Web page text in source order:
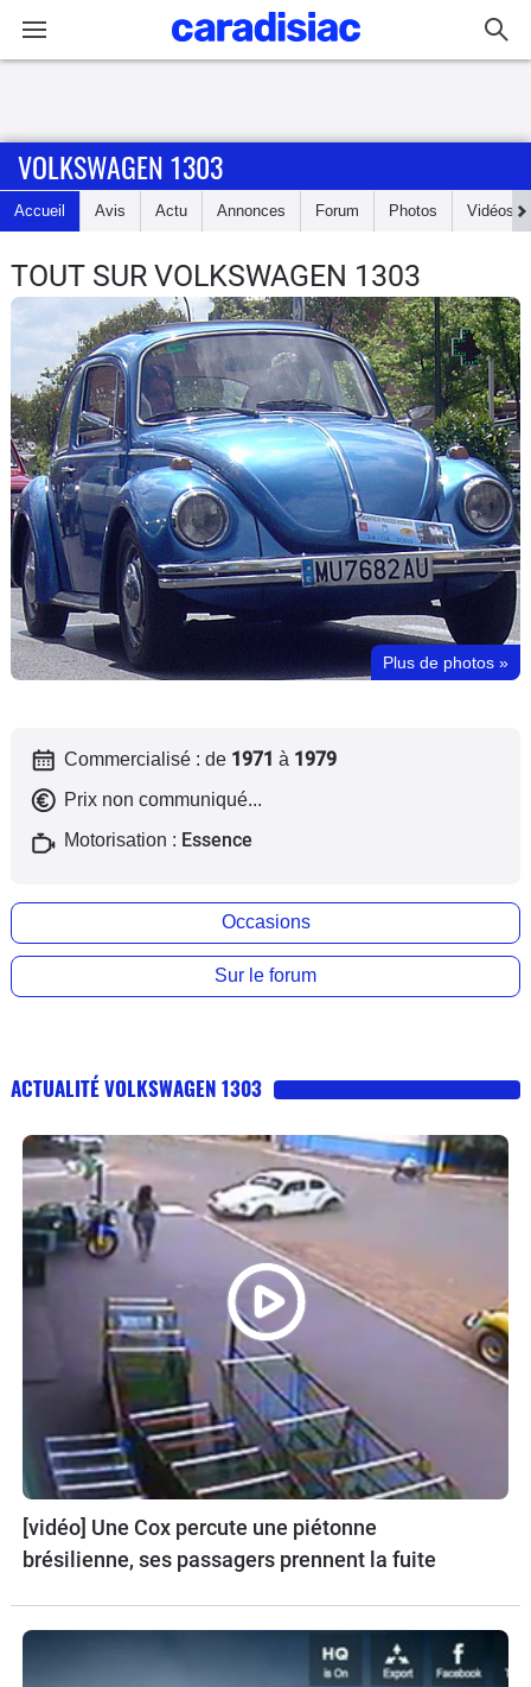
Accueil
Actu
Essais
Guide
d'achat
Electriques
Utilitaires
Flottes
Auto
Services
Moto
Marques
VOLKSWAGEN 1303
Accueil Avis Actu Annonces Forum Photos Vidéos
TOUT SUR VOLKSWAGEN 1303
Plus de photos »
Commercialisé : de 1971 à 1979
Prix non communiqué...
Motorisation : Essence
Occasions
Sur le forum
ACTUALITÉ VOLKSWAGEN 1303
[vidéo] Une Cox percute une piétonne
brésilienne, ses passagers prennent la fuite